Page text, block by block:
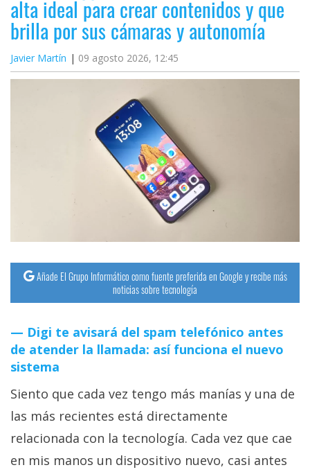
alta ideal para crear contenidos y que
brilla por sus cámaras y autonomía
Javier Martín 09 agosto 2026, 12:45
Añade El Grupo Informático como fuente preferida en Google y recibe más
noticias sobre tecnología
Digi te avisará del spam telefónico antes
de atender la llamada: así funciona el nuevo
sistema
Siento que cada vez tengo más manías y una de
las más recientes está directamente
relacionada con la tecnología. Cada vez que cae
en mis manos un dispositivo nuevo, casi antes